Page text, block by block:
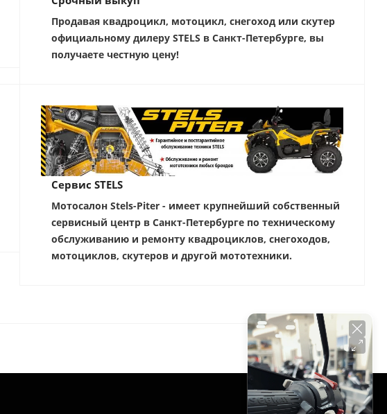
Продавая квадроцикл, мотоцикл, снегоход или скутер
официальному дилеру STELS в Санкт-Петербурге, вы
получаете честную цену!
Сервис STELS
Мотосалон Stels-Piter - имеет крупнейший собственный
сервисный центр в Санкт-Петербурге по техническому
обслуживанию и ремонту квадроциклов, снегоходов,
мотоциклов, скутеров и другой мототехники.